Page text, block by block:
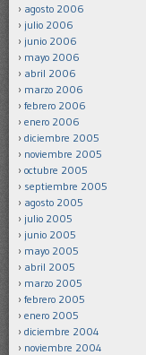
agosto 2006
julio 2006
junio 2006
mayo 2006
abril 2006
marzo 2006
febrero 2006
enero 2006
diciembre 2005
noviembre 2005
octubre 2005
septiembre 2005
agosto 2005
julio 2005
junio 2005
mayo 2005
abril 2005
marzo 2005
febrero 2005
enero 2005
diciembre 2004
noviembre 2004